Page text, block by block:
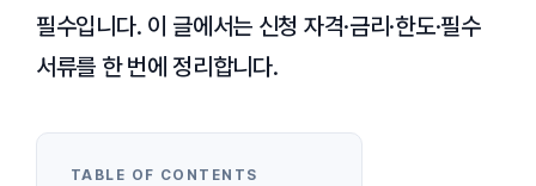
필수입니다. 이 글에서는 신청 자격·금리·한도·필수
서류를 한 번에 정리합니다.